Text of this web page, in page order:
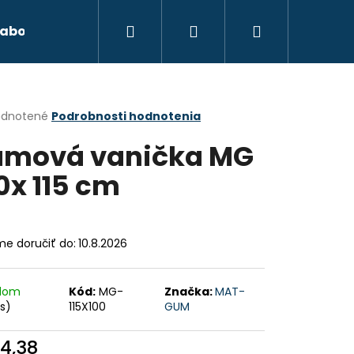
Autokozmetika Xenónové
Hľadať Prihlásenie
Podrobnosti hodnotenia
vanička MG
115 cm
doručiť do: 10.8.2026
Kód: MG-
115X100
Značka:MAT-
GUM